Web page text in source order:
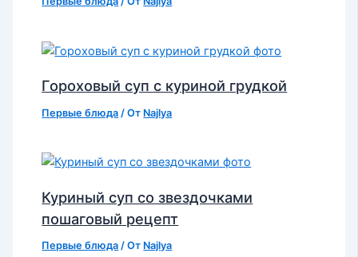
Гороховый суп с куриной грудкой
Первые блюда / От Najlya
Куриный суп со звездочками
пошаговый рецепт
Первые блюда / От Najlya